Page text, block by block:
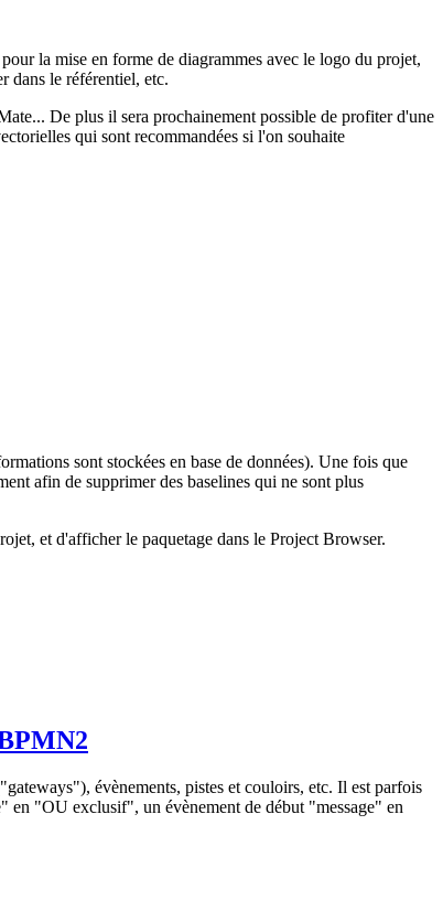
la mise en forme de diagrammes avec le logo du projet,
dans le référentiel, etc.
De plus il sera prochainement possible de profiter d'une
qui sont recommandées si l'on souhaite
sont stockées en base de données). Une fois que
afin de supprimer des baselines qui ne sont plus
et d'afficher le paquetage dans le Project Browser.
évènements, pistes et couloirs, etc. Il est parfois
en "OU exclusif", un évènement de début "message" en